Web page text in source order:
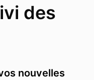
des
nouvelles